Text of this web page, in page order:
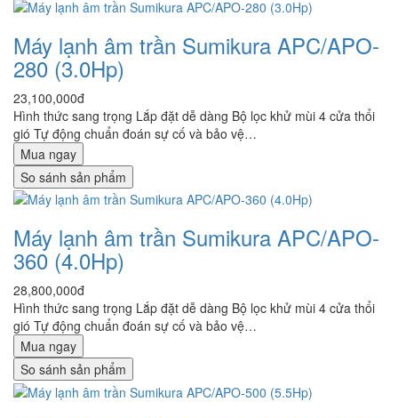
Máy lạnh âm trần Sumikura APC/APO-
280 (3.0Hp)
23,100,000đ
Hình thức sang trọng Lắp đặt dễ dàng Bộ lọc khử mùi 4 cửa thổi
gió Tự động chuẩn đoán sự cố và bảo vệ…
Mua ngay
So sánh sản phẩm
Máy lạnh âm trần Sumikura APC/APO-
360 (4.0Hp)
28,800,000đ
Hình thức sang trọng Lắp đặt dễ dàng Bộ lọc khử mùi 4 cửa thổi
gió Tự động chuẩn đoán sự cố và bảo vệ…
Mua ngay
So sánh sản phẩm